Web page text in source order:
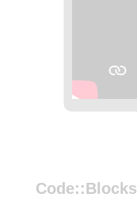
Code::Blocks